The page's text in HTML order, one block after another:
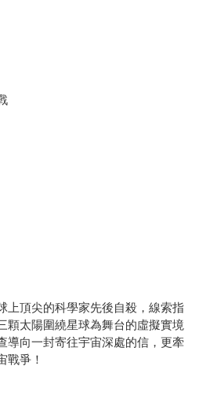
上頂尖的科學家先後自殺，線索指
顆太陽圍繞星球為舞台的虛擬實境
導向一封寄往宇宙深處的信，更牽
戰爭！